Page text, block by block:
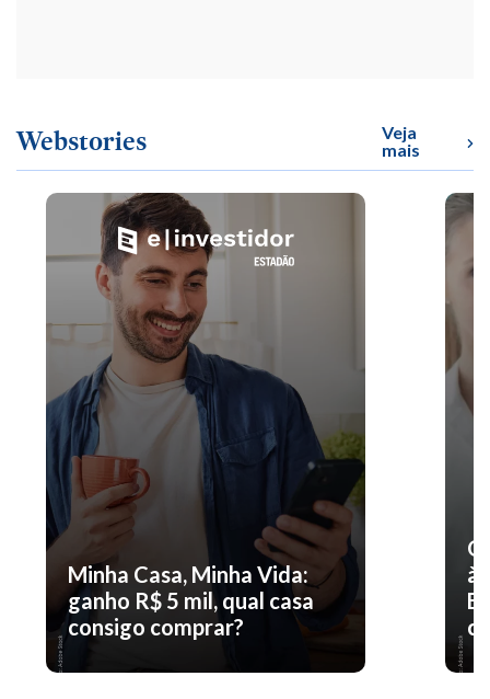
Webstories
Veja
mais
Minha Casa, Minha Vida:
ganho R$ 5 mil, qual casa
consigo comprar?
O
à